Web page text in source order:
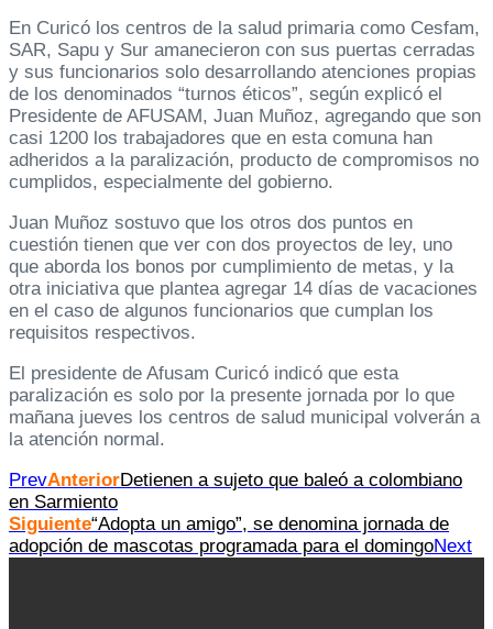
En Curicó los centros de la salud primaria como Cesfam,
SAR, Sapu y Sur amanecieron con sus puertas cerradas
y sus funcionarios solo desarrollando atenciones propias
de los denominados “turnos éticos”, según explicó el
Presidente de AFUSAM, Juan Muñoz, agregando que son
casi 1200 los trabajadores que en esta comuna han
adheridos a la paralización, producto de compromisos no
cumplidos, especialmente del gobierno.
Juan Muñoz sostuvo que los otros dos puntos en
cuestión tienen que ver con dos proyectos de ley, uno
que aborda los bonos por cumplimiento de metas, y la
otra iniciativa que plantea agregar 14 días de vacaciones
en el caso de algunos funcionarios que cumplan los
requisitos respectivos.
El presidente de Afusam Curicó indicó que esta
paralización es solo por la presente jornada por lo que
mañana jueves los centros de salud municipal volverán a
la atención normal.
PrevAnteriorDetienen a sujeto que baleó a colombiano
en Sarmiento
Siguiente“Adopta un amigo”, se denomina jornada de
adopción de mascotas programada para el domingoNext